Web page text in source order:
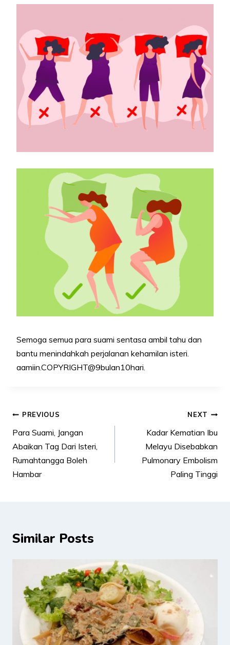
Semoga semua para suami sentasa ambil tahu dan
bantu menindahkah perjalanan kehamilan isteri.
aamiin.COPYRIGHT@9bulan10hari.
Post
navigation
PREVIOUS
Para Suami, Jangan
Abaikan Tag Dari Isteri,
Rumahtangga Boleh
Hambar
NEXT
Kadar Kematian Ibu
Melayu Disebabkan
Pulmonary Embolism
Paling Tinggi
Similar Posts